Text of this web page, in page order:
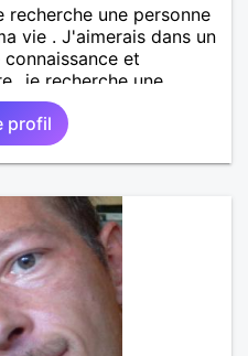
une personne
vie . J'aimerais dans un
et
recherche une
qui aime la
profil